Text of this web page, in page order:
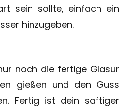
sein sollte, einfach ein
hinzugeben.
noch die fertige Glasur
gießen und den Guss
Fertig ist dein saftiger